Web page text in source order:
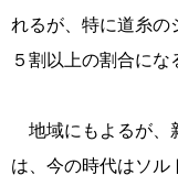
れるが、特に道糸
５割以上の割合にな
地域にもよるが、
は、今の時代はソ